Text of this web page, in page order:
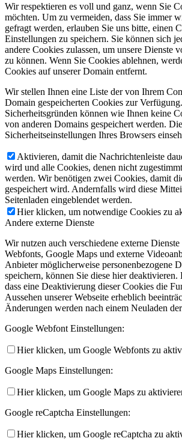
Wir respektieren es voll und ganz, wenn Sie
möchten. Um zu vermeiden, dass Sie immer
gefragt werden, erlauben Sie uns bitte, einen
Einstellungen zu speichern. Sie können sich
andere Cookies zulassen, um unsere Dienste
zu können. Wenn Sie Cookies ablehnen,
Cookies auf unserer Domain entfernt.
Wir stellen Ihnen eine Liste der von Ihrem
Domain gespeicherten Cookies zur
Sicherheitsgründen können wie Ihnen keine
von anderen Domains gespeichert werden.
Sicherheitseinstellungen Ihres Browsers
Aktivieren, damit die Nachrichtenleiste
wird und alle Cookies, denen nicht
werden. Wir benötigen zwei Cookies, damit
gespeichert wird. Andernfalls wird diese
Seitenladen eingeblendet werden.
Hier klicken, um notwendige Cookies zu
Andere externe Dienste
Wir nutzen auch verschiedene externe
Webfonts, Google Maps und externe
Anbieter möglicherweise personenbezogene
speichern, können Sie diese hier deaktivieren.
dass eine Deaktivierung dieser Cookies die
Aussehen unserer Webseite erheblich
Änderungen werden nach einem Neuladen
Google Webfont Einstellungen:
Hier klicken, um Google Webfonts zu
Google Maps Einstellungen:
Hier klicken, um Google Maps zu
Google reCaptcha Einstellungen:
Hier klicken, um Google reCaptcha zu